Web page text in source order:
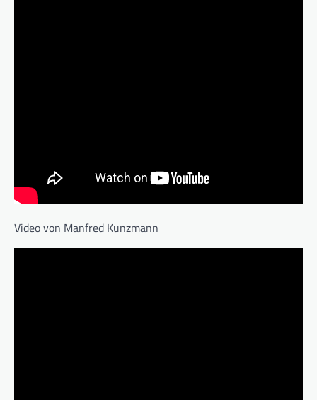
Video von Manfred Kunzmann